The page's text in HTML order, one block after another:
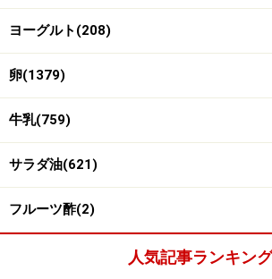
試し串をして逆さに取り出す
スイッチが切れたら、試し串をして
し、逆さに取り出す。
ヨーグルト(208)
卵(1379)
牛乳(759)
サラダ油(621)
フルーツ酢(2)
人気記事ランキング